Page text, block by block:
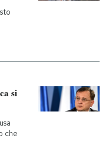
Boomer!
si
che